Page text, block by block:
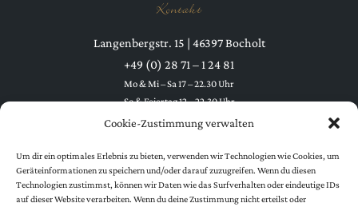
Cookie-Zustimmung verwalten
Um dir ein optimales Erlebnis zu bieten, verwenden wir Technologien wie Cookies, um
Geräteinformationen zu speichern und/oder darauf zuzugreifen. Wenn du diesen
Technologien zustimmst, können wir Daten wie das Surfverhalten oder eindeutige IDs
auf dieser Website verarbeiten. Wenn du deine Zustimmung nicht erteilst oder
Kontakt
Langenbergstr. 15 | 46397 Bocholt
+49 (0) 28 71 – 1 24 81
Mo & Mi – Sa 17 – 22.30 Uhr
So & Feiertag 12 – 22.30 Uhr
Dienstag Ruhetag